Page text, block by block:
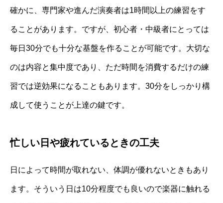
確かに、専門家や進んだ演奏者は1時間以上の練習をす
ることがあります。ですが、初心者・中級者にとっては
毎日30分でも十分な基盤を作ることが可能です。大切な
のは内容と集中度であり、ただ時間を消費するだけの練
習では逆効果になることもあります。30分をしっかり構
成して使うことが上達の鍵です。
忙しい日や疲れているときの工夫
日によって時間が取れない、体調が優れないときもあり
ます。そういう日は10分程度でも良いので楽器に触れる